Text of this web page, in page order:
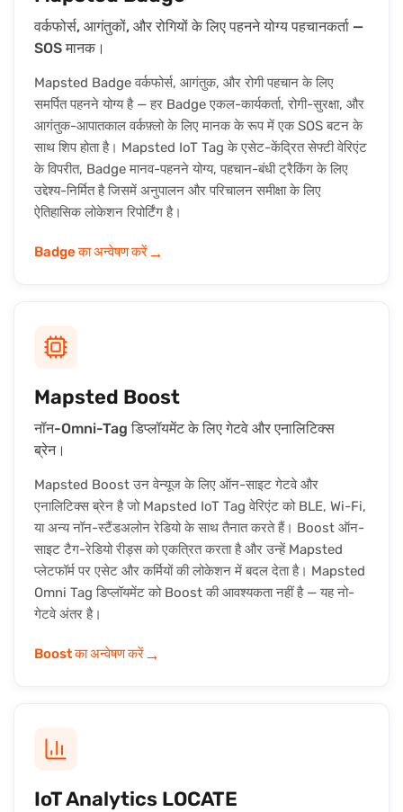
वर्कफोर्स, आगंतुकों, और रोगियों के लिए पहनने योग्य पहचानकर्ता —
SOS मानक।
Mapsted Badge वर्कफोर्स, आगंतुक, और रोगी पहचान के लिए
समर्पित पहनने योग्य है — हर Badge एकल-कार्यकर्ता, रोगी-सुरक्षा, और
आगंतुक-आपातकाल वर्कफ़्लो के लिए मानक के रूप में एक SOS बटन के
साथ शिप होता है। Mapsted IoT Tag के एसेट-केंद्रित सेफ्टी वेरिएंट
के विपरीत, Badge मानव-पहनने योग्य, पहचान-बंधी ट्रैकिंग के लिए
उद्देश्य-निर्मित है जिसमें अनुपालन और परिचालन समीक्षा के लिए
ऐतिहासिक लोकेशन रिपोर्टिंग है।
Badge का अन्वेषण करें→
Mapsted Boost
नॉन-Omni-Tag डिप्लॉयमेंट के लिए गेटवे और एनालिटिक्स
ब्रेन।
Mapsted Boost उन वेन्यूज के लिए ऑन-साइट गेटवे और
एनालिटिक्स ब्रेन है जो Mapsted IoT Tag वेरिएंट को BLE, Wi-Fi,
या अन्य नॉन-स्टैंडअलोन रेडियो के साथ तैनात करते हैं। Boost ऑन-
साइट टैग-रेडियो रीड्स को एकत्रित करता है और उन्हें Mapsted
प्लेटफॉर्म पर एसेट और कर्मियों की लोकेशन में बदल देता है। Mapsted
Omni Tag डिप्लॉयमेंट को Boost की आवश्यकता नहीं है — यह नो-
गेटवे अंतर है।
Boost का अन्वेषण करें→
IoT Analytics LOCATE